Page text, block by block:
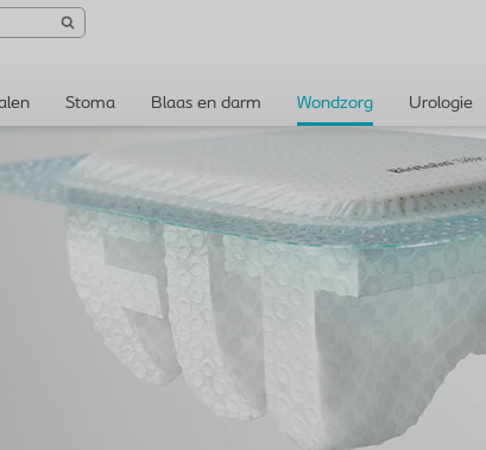
Stoma Blaas en darm Wondzorg Urologie